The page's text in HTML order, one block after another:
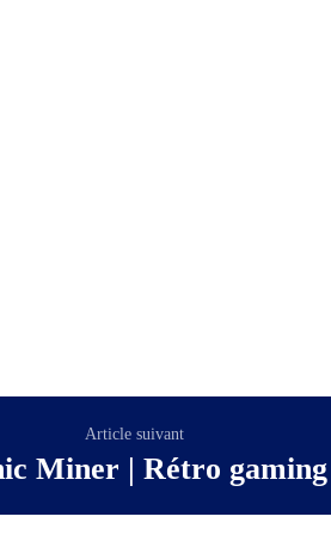
Article suivant
Miner | Rétro gaming